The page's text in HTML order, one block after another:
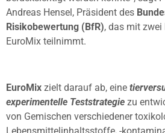
Andreas Hensel, Präsident des
Risikobewertung (BfR), das mit
EuroMix teilnimmt.
EuroMix zielt darauf ab, eine
experimentelle Teststrategie zu
von Gemischen verschiedener
Lebensmittelinhaltsstoffe, -